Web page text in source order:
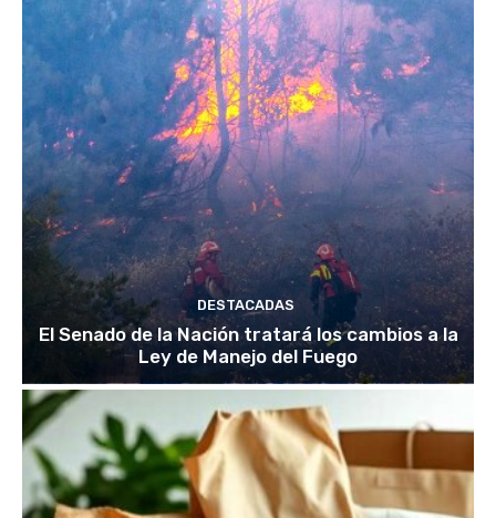
DESTACADAS
El Senado de la Nación tratará los cambios a la
Ley de Manejo del Fuego